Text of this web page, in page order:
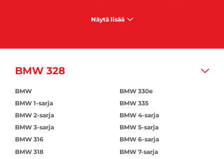
Näytä lisää
BMW 328
BMW
BMW 1-sarja
BMW 2-sarja
BMW 3-sarja
BMW 316
BMW 318
BMW 330e
BMW 335
BMW 4-sarja
BMW 5-sarja
BMW 6-sarja
BMW 7-sarja